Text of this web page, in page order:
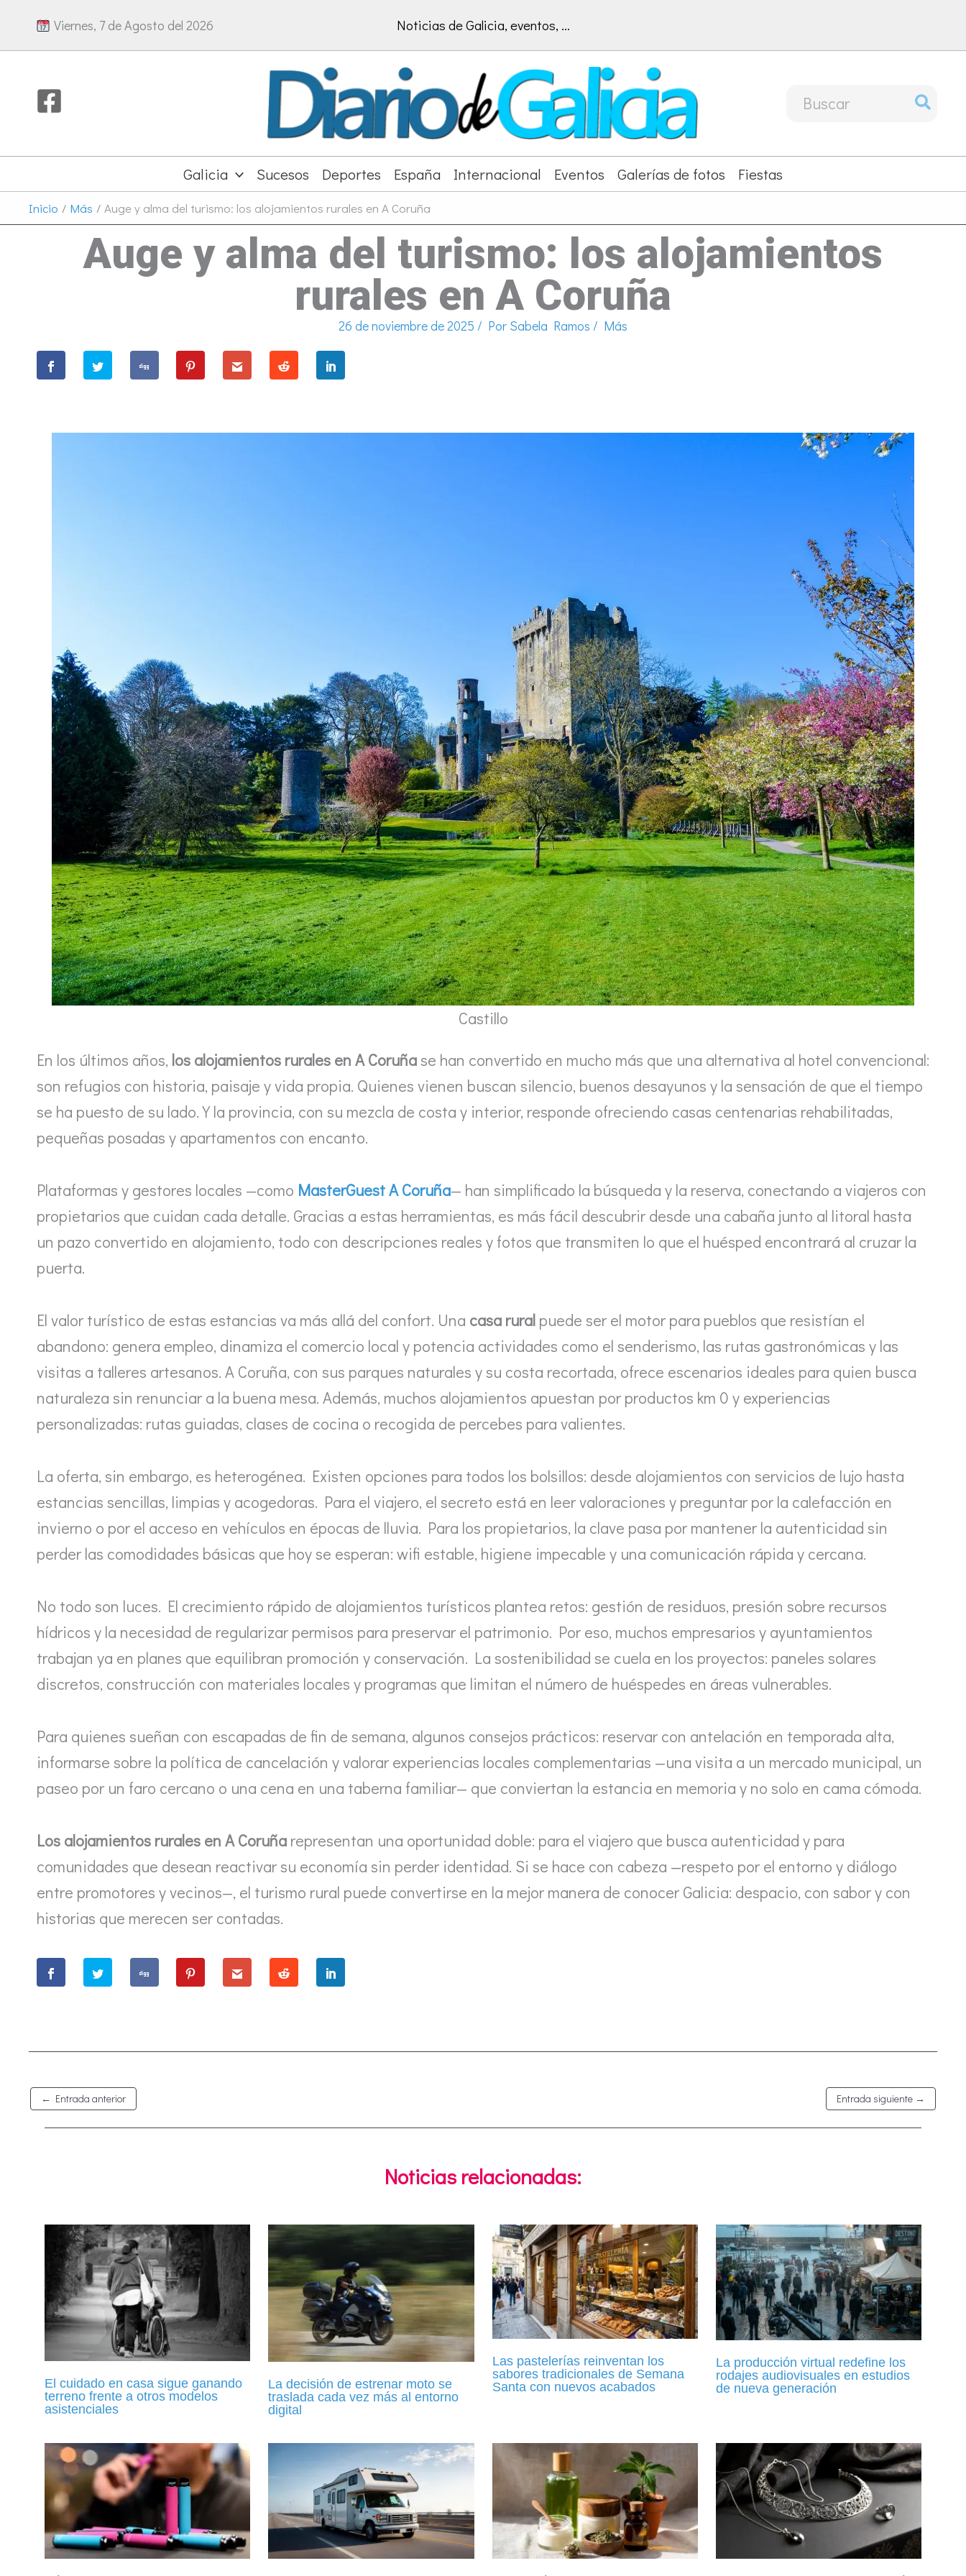
Viernes, 7 de Agosto del 2026 Noticias de Galicia, eventos, ...
Buscar
por:
Galicia Sucesos Deportes España Internacional Eventos Galerías de fotos Fiestas
Inicio Más Auge y alma del turismo: los alojamientos rurales en A Coruña
Auge y alma del turismo: los alojamientos
rurales en A Coruña
26 de noviembre de 2025 / Por Sabela Ramos / Más
Castillo
En los últimos años, los alojamientos rurales en A Coruñase han convertido en mucho más que una alternativa al hotel convencional:
son refugios con historia, paisaje y vida propia. Quienes vienen buscan silencio, buenos desayunos y la sensación de que el tiempo
se ha puesto de su lado. Y la provincia, con su mezcla de costa y interior, responde ofreciendo casas centenarias rehabilitadas,
pequeñas posadas y apartamentos con encanto.
Plataformas y gestores locales —como MasterGuest A Coruña— han simplificado la búsqueda y la reserva, conectando a viajeros con
propietarios que cuidan cada detalle. Gracias a estas herramientas, es más fácil descubrir desde una cabaña junto al litoral hasta
un pazo convertido en alojamiento, todo con descripciones reales y fotos que transmiten lo que el huésped encontrará al cruzar la
puerta.
El valor turístico de estas estancias va más allá del confort. Una casa rural puede ser el motor para pueblos que resistían el
abandono: genera empleo, dinamiza el comercio local y potencia actividades como el senderismo, las rutas gastronómicas y las
visitas a talleres artesanos. A Coruña, con sus parques naturales y su costa recortada, ofrece escenarios ideales para quien busca
naturaleza sin renunciar a la buena mesa. Además, muchos alojamientos apuestan por productos km 0 y experiencias
personalizadas: rutas guiadas, clases de cocina o recogida de percebes para valientes.
La oferta, sin embargo, es heterogénea. Existen opciones para todos los bolsillos: desde alojamientos con servicios de lujo hasta
estancias sencillas, limpias y acogedoras. Para el viajero, el secreto está en leer valoraciones y preguntar por la calefacción en
invierno o por el acceso en vehículos en épocas de lluvia. Para los propietarios, la clave pasa por mantener la autenticidad sin
perder las comodidades básicas que hoy se esperan: wifi estable, higiene impecable y una comunicación rápida y cercana.
No todo son luces. El crecimiento rápido de alojamientos turísticos plantea retos: gestión de residuos, presión sobre recursos
hídricos y la necesidad de regularizar permisos para preservar el patrimonio. Por eso, muchos empresarios y ayuntamientos
trabajan ya en planes que equilibran promoción y conservación. La sostenibilidad se cuela en los proyectos: paneles solares
discretos, construcción con materiales locales y programas que limitan el número de huéspedes en áreas vulnerables.
Para quienes sueñan con escapadas de fin de semana, algunos consejos prácticos: reservar con antelación en temporada alta,
informarse sobre la política de cancelación y valorar experiencias locales complementarias —una visita a un mercado municipal, un
paseo por un faro cercano o una cena en una taberna familiar— que conviertan la estancia en memoria y no solo en cama cómoda.
Los alojamientos rurales en A Coruña representan una oportunidad doble: para el viajero que busca autenticidad y para
comunidades que desean reactivar su economía sin perder identidad. Si se hace con cabeza —respeto por el entorno y diálogo
entre promotores y vecinos—, el turismo rural puede convertirse en la mejor manera de conocer Galicia: despacio, con sabor y con
historias que merecen ser contadas.
← Entrada anterior Entrada siguiente →
Noticias relacionadas:
El cuidado en casa sigue ganando
terreno frente a otros modelos
asistenciales
La decisión de estrenar moto se
traslada cada vez más al entorno
digital
Las pastelerías reinventan los
sabores tradicionales de Semana
Santa con nuevos acabados
La producción virtual redefine los
rodajes audiovisuales en estudios
de nueva generación